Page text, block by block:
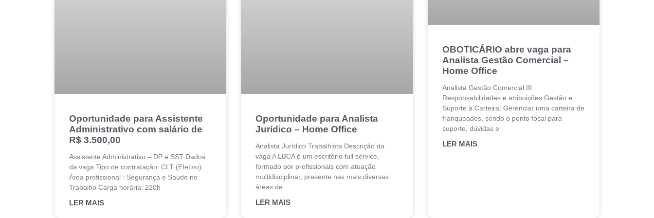
Oportunidade para Assistente
Administrativo com salário de
R$ 3.500,00
Assistente Administrativo – DP e SST Dados
da vaga Tipo de contratação: CLT (Efetivo)
Área profissional : Segurança e Saúde no
Trabalho Carga horária: 220h
LER MAIS
Oportunidade para Analista
Jurídico – Home Office
Analista Jurídico Trabalhista Descrição da
vaga A LBCA é um escritório full service,
formado por profissionais com atuação
multidisciplinar, presente nas mais diversas
áreas de
LER MAIS
OBOTICÁRIO abre vaga para
Analista Gestão Comercial –
Home Office
Analista Gestão Comercial III
Responsabilidades e atribuições Gestão e
Suporte à Carteira: Gerenciar uma carteira de
franqueados, sendo o ponto focal para
suporte, dúvidas e
LER MAIS